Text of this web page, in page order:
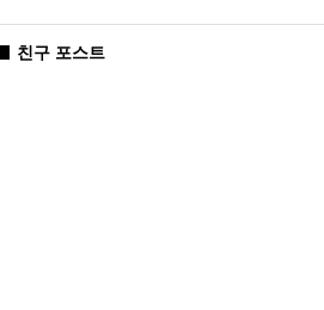
친구 포스트